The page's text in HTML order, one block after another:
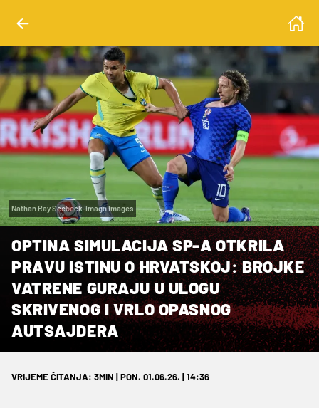
Nathan Ray Seebeck-Imagn Images
OPTINA SIMULACIJA SP-A OTKRILA
PRAVU ISTINU O HRVATSKOJ: BROJKE
VATRENE GURAJU U ULOGU
SKRIVENOG I VRLO OPASNOG
AUTSAJDERA
VRIJEME ČITANJA: 3MIN | PON. 01.06.26. | 14:36